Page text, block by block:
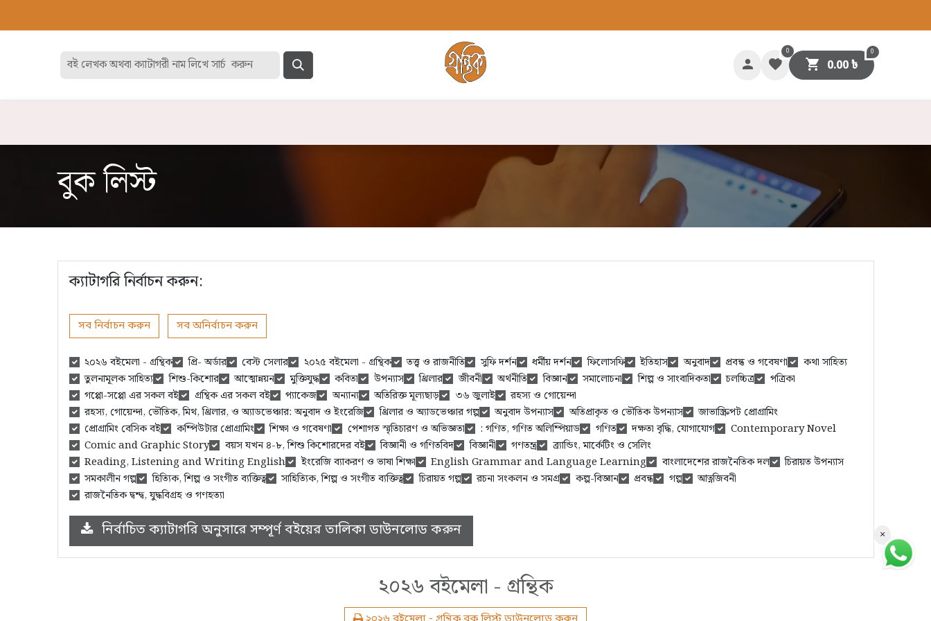
0 0
0.00৳
বুক লিস্ট
ক্যাটাগরি নির্বাচন করুন:
সব নির্বাচন করুন সব অনির্বাচন করুন
২০২৬ বইমেলা - গ্রন্থিক প্রি- অর্ডার বেস্ট সেলার ২০২৫ বইমেলা - গ্রন্থিক তত্ত্ব ও রাজনীতি সুফি দর্শন ধর্মীয় দর্শন ফিলোসফি ইতিহাস অনুবাদ প্রবন্ধ ও গবেষণা
কথা সাহিত্য
তুলনামূলক সাহিত্য
শিশু-কিশোর আত্মোন্নয়ন মুক্তিযুদ্ধ কবিতা উপন্যাস থ্রিলার জীবনী অর্থনীতি বিজ্ঞান সমালোচনা শিল্প ও সাংবাদিকতা চলচ্চিত্র
পত্রিকা
গপ্পো-সপ্পো এর সকল বই
গ্রন্থিক এর সকল বই প্যাকেজ অন্যান্য অতিরিক্ত মূল্যছাড় ৩৬ জুলাই
রহস্য ও গোয়েন্দা
রহস্য, গোয়েন্দা, ভৌতিক, মিথ, থ্রিলার, ও অ্যাডভেঞ্চার: অনুবাদ ও ইংরেজি
থ্রিলার ও অ্যাডভেঞ্চার গল্প অনুবাদ উপন্যাস অতিপ্রাকৃত ও ভৌতিক উপন্যাস
জাভাস্ক্রিপট প্রোগ্রামিং
প্রোগ্রামিং বেসিক বই
কম্পিউটার প্রোগ্রামিং শিক্ষা ও গবেষণা পেশাগত স্মৃতিচারণ ও অভিজ্ঞতা : গণিত, গণিত অলিম্পিয়াড গণিত দক্ষতা বৃদ্ধি, যোগাযোগ
Contemporary Novel
Comic and Graphic Story
বয়স যখন ৪-৮, শিশু কিশোরদের বই বিজ্ঞানী ও গণিতবিদ বিজ্ঞানী গণতন্ত্র
ব্র্যান্ডিং, মার্কেটিং ও সেলিং
Reading, Listening and Writing English
ইংরেজি ব্যাকরণ ও ভাষা শিক্ষা English Grammar and Language Learning বাংলাদেশের রাজনৈতিক দল
চিরায়ত উপন্যাস
সমকালীন গল্প
হিত্যিক, শিল্প ও সংগীত ব্যক্তিত্ব সাহিত্যিক, শিল্প ও সংগীত ব্যক্তিত্ব চিরায়ত গল্প রচনা সংকলন ও সমগ্র কল্প-বিজ্ঞান প্রবন্ধ গল্প
আত্নজিবনী
রাজনৈতিক দ্বন্দ্ব, যুদ্ধবিগ্রহ ও গণহত্যা
নির্বাচিত ক্যাটাগরি অনুসারে সম্পূর্ণ বইয়ের তালিকা ডাউনলোড করুন
২০২৬ বইমেলা - গ্রন্থিক
×